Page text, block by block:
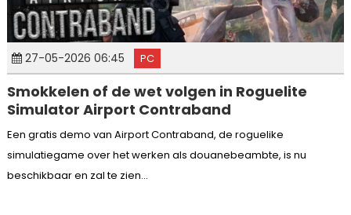
27-05-2026 06:45 PC
Smokkelen of de wet volgen in Roguelite
Simulator Airport Contraband
Een gratis demo van Airport Contraband, de roguelike
simulatiegame over het werken als douanebeambte, is nu
beschikbaar en zal te zien...